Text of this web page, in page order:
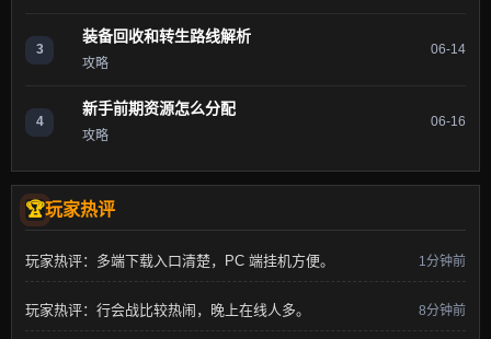
3
装备回收和转生路线解析
攻略
06-14
4
新手前期资源怎么分配
攻略
06-16
玩家热评
玩家热评：多端下载入口清楚，PC 端挂机方便。 1分钟前
玩家热评：行会战比较热闹，晚上在线人多。 8分钟前